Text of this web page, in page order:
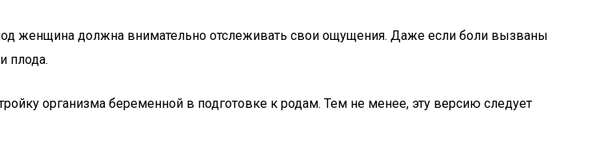
женщина должна внимательно отслеживать свои ощущения. Даже если боли вызваны
плода.
организма беременной в подготовке к родам. Тем не менее, эту версию следует